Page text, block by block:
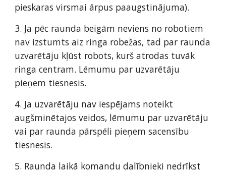
pieskaras virsmai ārpus paaugstinājuma).
3. Ja pēc raunda beigām neviens no robotiem
nav izstumts aiz ringa robežas, tad par raunda
uzvarētāju kļūst robots, kurš atrodas tuvāk
ringa centram. Lēmumu par uzvarētāju
pieņem tiesnesis.
4. Ja uzvarētāju nav iespējams noteikt
augšminētajos veidos, lēmumu par uzvarētāju
vai par raunda pārspēli pieņem sacensību
tiesnesis.
5. Raunda laikā komandu dalībnieki nedrīkst